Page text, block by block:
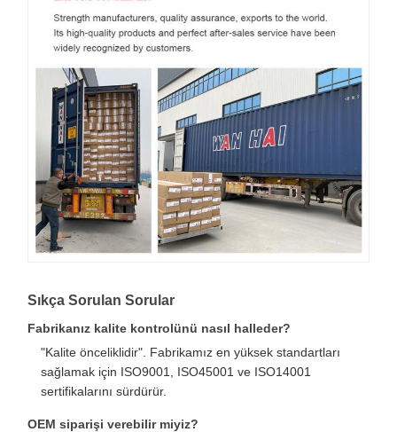
Sıkça Sorulan Sorular
Fabrikanız kalite kontrolünü nasıl halleder?
"Kalite önceliklidir". Fabrikamız en yüksek standartları
sağlamak için ISO9001, ISO45001 ve ISO14001
sertifikalarını sürdürür.
OEM siparişi verebilir miyiz?